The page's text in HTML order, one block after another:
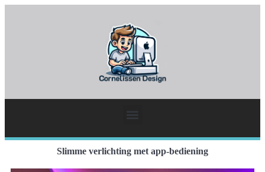
Slimme verlichting met app-bediening